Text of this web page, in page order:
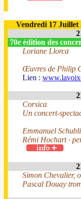
Vendredi 17 Juillet
70e édition des
Loriane Llorca
Œuvres de Philip
Lien :
Corsica
Un concert-
Emmanuel
Rémi Hochart ·
Simon Chevalier,
Pascal Douay